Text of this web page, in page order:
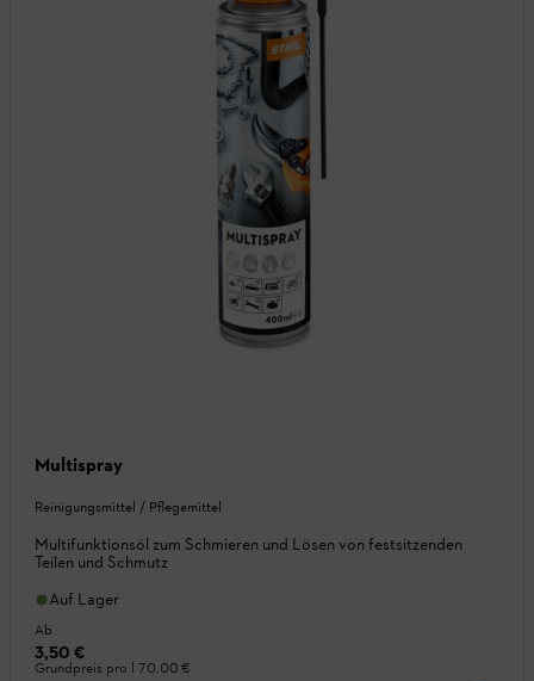
Multispray
Reinigungsmittel / Pflegemittel
Multifunktionsöl zum Schmieren und Lösen von festsitzenden
Teilen und Schmutz
Auf Lager
Ab
3,50 €
Grundpreis pro l 70,00 €